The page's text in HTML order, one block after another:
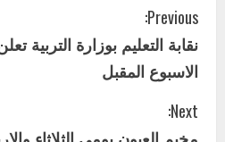
C
o
n
t
Previous:
نقابة التعليم بوزارة التربية
الاسبوع المقبل
Next:
4